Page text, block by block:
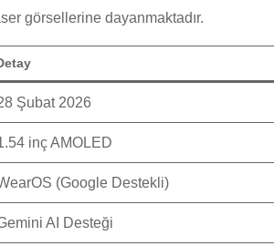
görsellerine dayanmaktadır.
Şubat 2026
inç AMOLED
(Google Destekli)
AI Desteği